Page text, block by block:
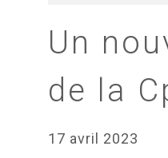
Un
de la
17 avril 2023